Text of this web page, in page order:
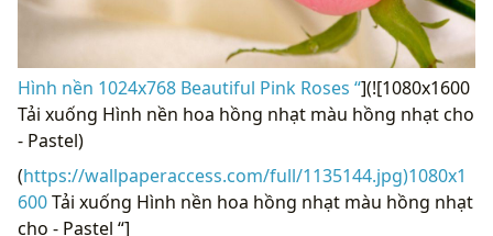
Hình nền 1024x768 Beautiful Pink Roses “](![1080x1600
Tải xuống Hình nền hoa hồng nhạt màu hồng nhạt cho
- Pastel)
(https://wallpaperaccess.com/full/1135144.jpg)1080x1
600Tải xuống Hình nền hoa hồng nhạt màu hồng nhạt
cho - Pastel “]